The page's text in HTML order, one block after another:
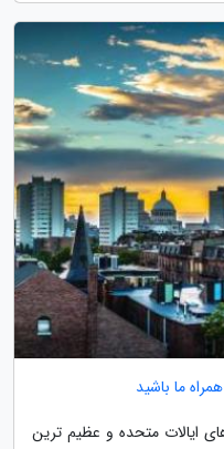
ما باشید
ایالات متحده و عظیم ترین